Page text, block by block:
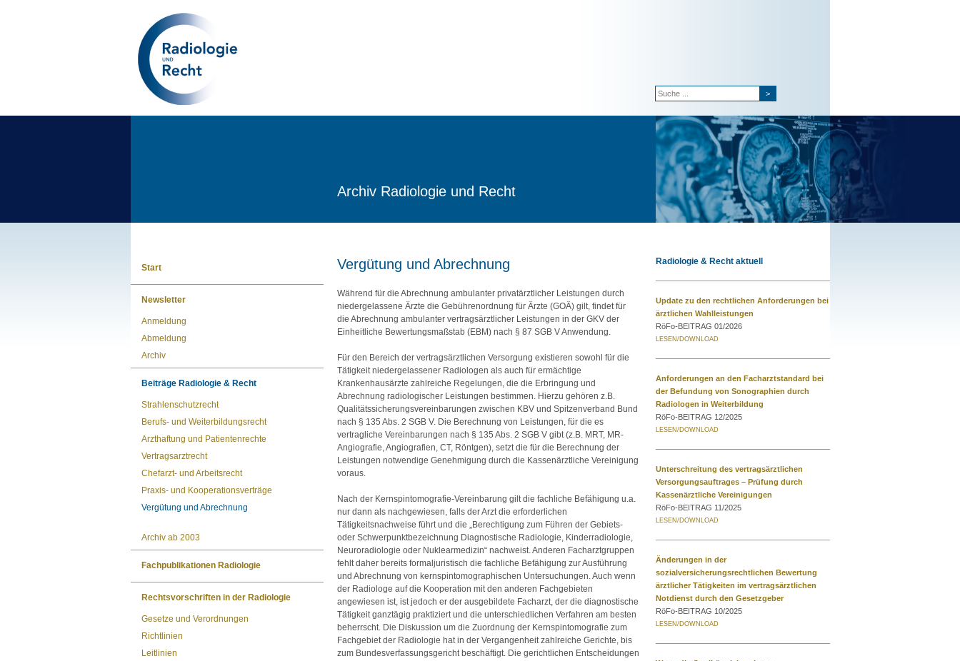
>
Start
Newsletter
Anmeldung
Abmeldung
Archiv
Beiträge Radiologie & Recht
Strahlenschutzrecht
Berufs- und Weiterbildungsrecht
Arzthaftung und Patientenrechte
Vertragsarztrecht
Chefarzt- und Arbeitsrecht
Praxis- und Kooperationsverträge
Vergütung und Abrechnung
Archiv ab 2003
Fachpublikationen Radiologie
Rechtsvorschriften in der Radiologie
Gesetze und Verordnungen
Richtlinien
Leitlinien
Archiv Radiologie und Recht
Vergütung und Abrechnung
Während für die Abrechnung ambulanter privatärztlicher Leistungen durch
niedergelassene Ärzte die Gebührenordnung für Ärzte (GOÄ) gilt, findet für
die Abrechnung ambulanter vertragsärztlicher Leistungen in der GKV der
Einheitliche Bewertungsmaßstab (EBM) nach § 87 SGB V Anwendung.
Für den Bereich der vertragsärztlichen Versorgung existieren sowohl für die
Tätigkeit niedergelassener Radiologen als auch für ermächtige
Krankenhausärzte zahlreiche Regelungen, die die Erbringung und
Abrechnung radiologischer Leistungen bestimmen. Hierzu gehören z.B.
Qualitätssicherungsvereinbarungen zwischen KBV und Spitzenverband Bund
nach § 135 Abs. 2 SGB V. Die Berechnung von Leistungen, für die es
vertragliche Vereinbarungen nach § 135 Abs. 2 SGB V gibt (z.B. MRT, MR-
Angiografie, Angiografien, CT, Röntgen), setzt die für die Berechnung der
Leistungen notwendige Genehmigung durch die Kassenärztliche Vereinigung
voraus.
Nach der Kernspintomografie-Vereinbarung gilt die fachliche Befähigung u.a.
nur dann als nachgewiesen, falls der Arzt die erforderlichen
Tätigkeitsnachweise führt und die „Berechtigung zum Führen der Gebiets-
oder Schwerpunktbezeichnung Diagnostische Radiologie, Kinderradiologie,
Neuroradiologie oder Nuklearmedizin“ nachweist. Anderen Facharztgruppen
fehlt daher bereits formaljuristisch die fachliche Befähigung zur Ausführung
und Abrechnung von kernspintomographischen Untersuchungen. Auch wenn
der Radiologe auf die Kooperation mit den anderen Fachgebieten
angewiesen ist, ist jedoch er der ausgebildete Facharzt, der die diagnostische
Tätigkeit ganztägig praktiziert und die unterschiedlichen Verfahren am besten
beherrscht. Die Diskussion um die Zuordnung der Kernspintomografie zum
Fachgebiet der Radiologie hat in der Vergangenheit zahlreiche Gerichte, bis
zum Bundesverfassungsgericht beschäftigt. Die gerichtlichen Entscheidungen
Radiologie & Recht aktuell
Update zu den rechtlichen Anforderungen bei
ärztlichen Wahlleistungen
RöFo-BEITRAG 01/2026
Anforderungen an den Facharztstandard bei
der Befundung von Sonographien durch
Radiologen in Weiterbildung
RöFo-BEITRAG 12/2025
Unterschreitung des vertragsärztlichen
Versorgungsauftrages – Prüfung durch
Kassenärztliche Vereinigungen
RöFo-BEITRAG 11/2025
Änderungen in der
sozialversicherungsrechtlichen Bewertung
ärztlicher Tätigkeiten im vertragsärztlichen
Notdienst durch den Gesetzgeber
RöFo-BEITRAG 10/2025